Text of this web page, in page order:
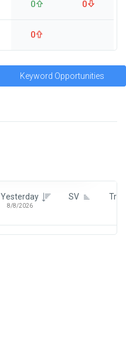
0 0
0
Keyword Opportunities
Yesterday
8/8/2026
SV